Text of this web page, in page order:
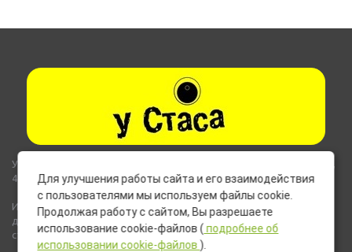
Указанные на сайте цены не являются публичной офертой (ст.435,
437 ГК РФ).
Используемые на сайте изображения товаров могут включать
дополнительное оборудование и компоненты, не входящие в
стандартную комплектацию товара.
Для улучшения работы сайта и его взаимодействия
с пользователями мы используем файлы cookie.
Продолжая работу с сайтом, Вы разрешаете
использование cookie-файлов ( подробнее об
использовании cookie-файлов ).